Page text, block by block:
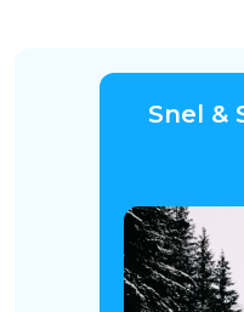
Snel &